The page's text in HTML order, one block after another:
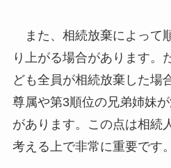
また、相続放棄によって
り上がる場合があります。
ども全員が相続放棄した場
尊属や第3順位の兄弟姉妹
があります。この点は相続
考える上で非常に重要です。